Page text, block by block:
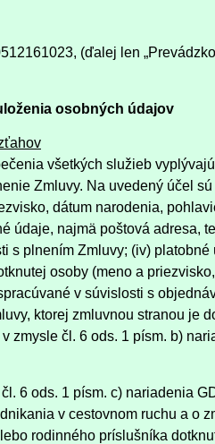
(ďalej len
osobných údajov
všetkých služieb
Zmluvy. Na uvedený účel sú
dátum narodenia,
údaje, najmä poštová adresa,
s plnením Zmluvy; (iv) platobné
osoby (meno a
v súvislosti s
ktorej zmluvnou stranou je
zmysle čl. 6 ods. 1 písm. b)
6 ods. 1 písm. c) nariadenia
v cestovnom ruchu a o
rodinného príslušníka